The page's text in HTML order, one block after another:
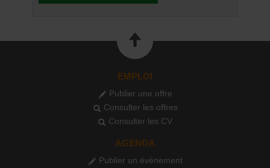
EMPLOI
Publier une offre
Consulter les offres
Consulter les CV
AGENDA
Publier un événement